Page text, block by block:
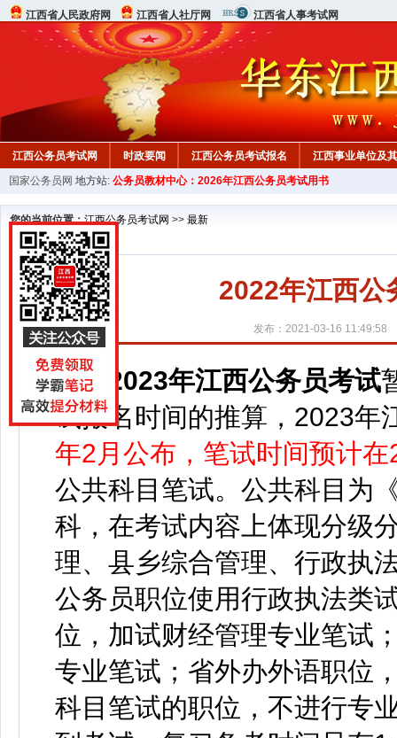
江西省人民政府网 江西省人社厅网 江西省人事考试网
江西公务员考试网 时政要闻 江西公务员考试报名 江西事业单位及
行测真题 在线咨询 教材中心
国家公务员网 地方站: 公务员教材中心：2026年江西公务员考试用书
您的当前位置：江西公务员考试网 >> 最新
2022年江西公
发布：2021-03-16 11:49:58
2023年江西公务员考试
试报名时间的推算，2023年
年2月公布，笔试时间预计
公共科目笔试。公共科目为
科，在考试内容上体现分级
理、县乡综合管理、行政执
公务员职位使用行政执法类
位，加试财经管理专业笔试
专业笔试；省外办外语职位
科目笔试的职位，不进行专